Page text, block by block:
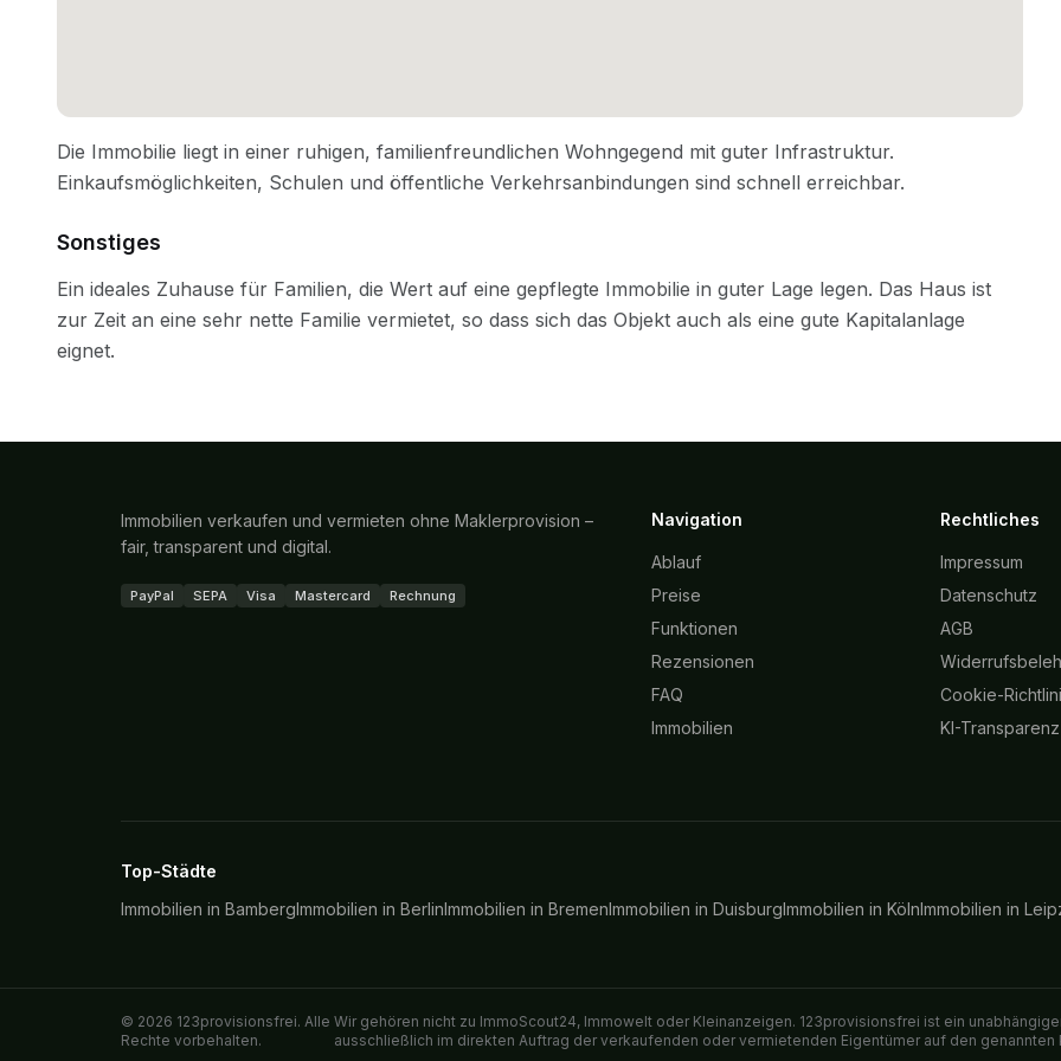
Sonstiges
Immobilien verkaufen und vermieten ohne Maklerprovision –
fair, transparent und digital.
PayPal SEPA Visa Mastercard Rechnung
Navigation
Ablauf
Preise
Funktionen
Rezensionen
FAQ
Immobilien
Rechtliches
Impressum
Datenschutz
AGB
Cookie-
KI-Transparenz
Top-Städte
Immobilien in BambergImmobilien in BerlinImmobilien in BremenImmobilien in DuisburgImmobilien in KölnImmobilien in
© 2026 123provisionsfrei. Alle
Rechte vorbehalten.
Wir gehören nicht zu ImmoScout24, Immowelt oder Kleinanzeigen. 123provisionsfrei ist ein
ausschließlich im direkten Auftrag der verkaufenden oder vermietenden Eigentümer auf den genannten